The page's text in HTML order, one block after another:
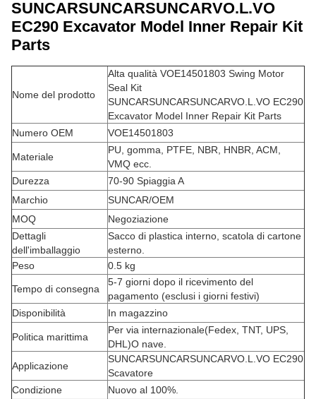
SUNCARSUNCARSUNCARVO.L.VO
EC290 Excavator Model Inner Repair Kit
Parts
Nome del prodotto
Alta qualità VOE14501803 Swing Motor
Seal Kit
SUNCARSUNCARSUNCARVO.L.VO EC290
Excavator Model Inner Repair Kit Parts
Numero OEM
VOE14501803
Materiale
PU, gomma, PTFE, NBR, HNBR, ACM,
VMQ ecc.
Durezza
70-90 Spiaggia A
Marchio
SUNCAR/OEM
MOQ
Negoziazione
Dettagli
dell'imballaggio
Sacco di plastica interno, scatola di cartone
esterno.
Peso
0.5 kg
Tempo di consegna
5-7 giorni dopo il ricevimento del
pagamento (esclusi i giorni festivi)
Disponibilità
In magazzino
Politica marittima
Per via internazionale(Fedex, TNT, UPS,
DHL )O nave.
Applicazione
SUNCARSUNCARSUNCARVO.L.VO EC290
Scavatore
Condizione
Nuovo al 100%.